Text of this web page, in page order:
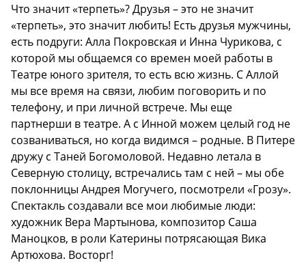
Что значит «терпеть»? Друзья – это не значит
«терпеть», это значит любить! Есть друзья мужчины,
есть подруги: Алла Покровская и Инна Чурикова, с
которой мы общаемся со времен моей работы в
Театре юного зрителя, то есть всю жизнь. С Аллой
мы все время на связи, любим поговорить и по
телефону, и при личной встрече. Мы еще
партнерши в театре. А с Инной можем целый год не
созваниваться, но когда видимся – родные. В Питере
дружу с Таней Богомоловой. Недавно летала в
Северную столицу, встречались там с ней – мы обе
поклонницы Андрея Могучего, посмотрели «Грозу».
Спектакль создавали все мои любимые люди:
художник Вера Мартынова, композитор Саша
Маноцков, в роли Катерины потрясающая Вика
Артюхова. Восторг!